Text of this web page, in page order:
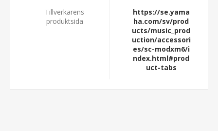
Tillverkarens
produktsida
https://se.yama
ha.com/sv/prod
ucts/music_prod
uction/accessori
es/sc-modxm6/i
ndex.html#prod
uct-tabs